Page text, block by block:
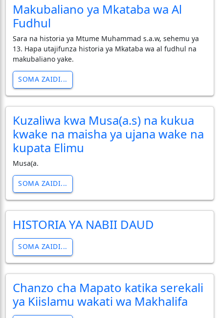
Makubaliano ya Mkataba wa Al
Fudhul
Sara na historia ya Mtume Muhammad s.a.w, sehemu ya
13. Hapa utajifunza historia ya Mkataba wa al fudhul na
makubaliano yake.
SOMA ZAIDI...
Kuzaliwa kwa Musa(a.s) na kukua
kwake na maisha ya ujana wake na
kupata Elimu
Musa(a.
SOMA ZAIDI...
HISTORIA YA NABII DAUD
SOMA ZAIDI...
Chanzo cha Mapato katika serekali
ya Kiislamu wakati wa Makhalifa